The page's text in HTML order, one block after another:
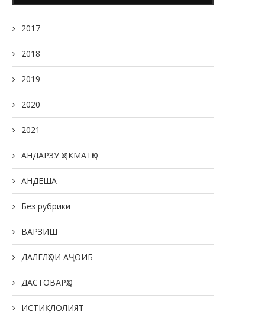
2017
2018
2019
2020
2021
АНДАРЗУ ҲИКМАТҲО
АНДЕША
Без рубрики
ВАРЗИШ
ДАЛЕЛҲОИ АҶОИБ
ДАСТОВАРҲО
ИСТИҚЛОЛИЯТ